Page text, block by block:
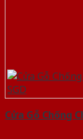
Cửa Gỗ Chống